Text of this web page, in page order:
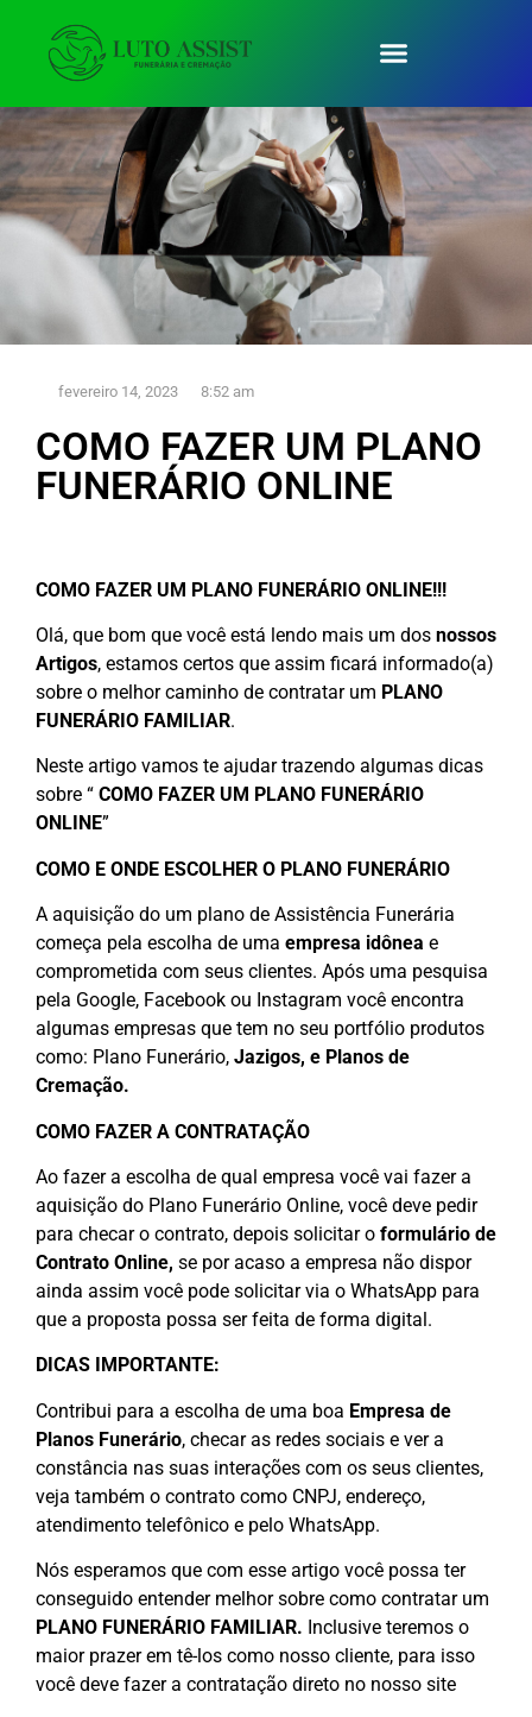
fevereiro 14, 2023 8:52 am
COMO FAZER UM PLANO
FUNERÁRIO ONLINE
COMO FAZER UM PLANO FUNERÁRIO ONLINE!!!
Olá, que bom que você está lendo mais um dos nossos
Artigos, estamos certos que assim ficará informado(a)
sobre o melhor caminho de contratar um PLANO
FUNERÁRIO FAMILIAR.
Neste artigo vamos te ajudar trazendo algumas dicas
sobre “ COMO FAZER UM PLANO FUNERÁRIO
ONLINE”
COMO E ONDE ESCOLHER O PLANO FUNERÁRIO
A aquisição do um plano de Assistência Funerária
começa pela escolha de uma empresa idônea e
comprometida com seus clientes. Após uma pesquisa
pela Google, Facebook ou Instagram você encontra
algumas empresas que tem no seu portfólio produtos
como: Plano Funerário, Jazigos, e Planos de
Cremação.
COMO FAZER A CONTRATAÇÃO
Ao fazer a escolha de qual empresa você vai fazer a
aquisição do Plano Funerário Online, você deve pedir
para checar o contrato, depois solicitar o formulário de
Contrato Online, se por acaso a empresa não dispor
ainda assim você pode solicitar via o WhatsApp para
que a proposta possa ser feita de forma digital.
DICAS IMPORTANTE:
Contribui para a escolha de uma boa Empresa de
Planos Funerário, checar as redes sociais e ver a
constância nas suas interações com os seus clientes,
veja também o contrato como CNPJ, endereço,
atendimento telefônico e pelo WhatsApp.
Nós esperamos que com esse artigo você possa ter
conseguido entender melhor sobre como contratar um
PLANO FUNERÁRIO FAMILIAR. Inclusive teremos o
maior prazer em tê-los como nosso cliente, para isso
você deve fazer a contratação direto no nosso site